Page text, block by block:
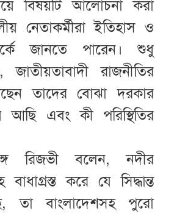
বিষয়টি আলোচনা করা
নেতাকর্মীরা ইতিহাস ও
জানতে পারেন। শুধু
রাজনীতির
তাদের বোঝা দরকার
এবং কী পরিস্থিতির
রিজভী বলেন, নদীর
বাধাগ্রস্ত করে যে সিদ্ধান্ত
তা বাংলাদেশসহ পুরো